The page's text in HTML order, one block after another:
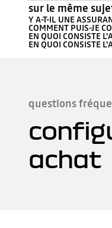
sur le même
Y A-T-IL UNE
COMMENT PUIS-JE
EN QUOI CONSISTE
EN QUOI CONSISTE
questions
achat